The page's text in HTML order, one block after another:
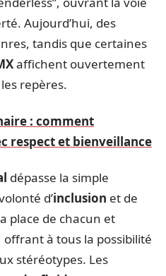
Aujourd’hui, des
tandis que certaines
affichent ouvertement
repères.
: comment
respect et bienveillance
dépasse la simple
d’inclusion et de
place de chacun et
à tous la possibilité
stéréotypes. Les